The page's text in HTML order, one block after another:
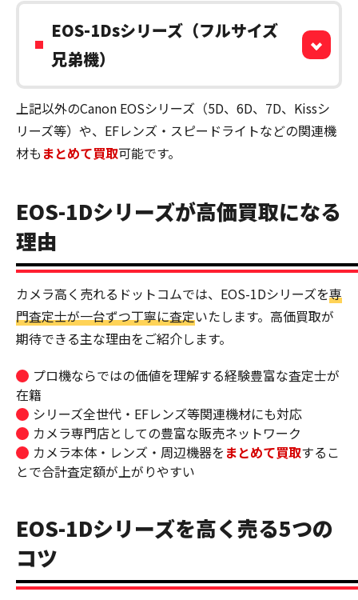
EOS-1Dsシリーズ（フルサイズ
兄弟機）
上記以外のCanon EOSシリーズ（5D、6D、7D、Kissシ
リーズ等）や、EFレンズ・スピードライトなどの関連機
材も まとめて買取可能です。
EOS-1Dシリーズが高価買取になる
理由
カメラ高く売れるドットコムでは、EOS-1Dシリーズを専
門査定士が一台ずつ丁寧に査定いたします。高価買取が
期待できる主な理由をご紹介します。
プロ機ならではの価値を理解する経験豊富な査定士が
在籍
シリーズ全世代・EFレンズ等関連機材にも対応
カメラ専門店としての豊富な販売ネットワーク
カメラ本体・レンズ・周辺機器を まとめて買取するこ
とで合計査定額が上がりやすい
EOS-1Dシリーズを高く売る5つの
コツ